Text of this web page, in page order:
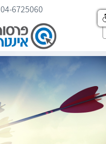
04-6725060